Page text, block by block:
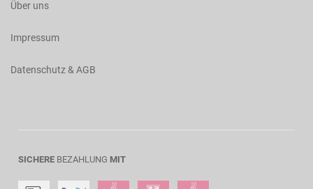
Über uns
Impressum
Datenschutz & AGB
SICHERE BEZAHLUNG MIT